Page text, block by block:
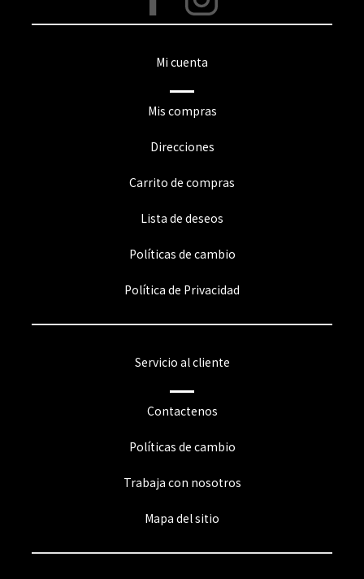
Mi cuenta
Mis compras
Direcciones
Carrito de compras
Lista de deseos
Políticas de cambio
Política de Privacidad
Servicio al cliente
Contactenos
Políticas de cambio
Trabaja con nosotros
Mapa del sitio